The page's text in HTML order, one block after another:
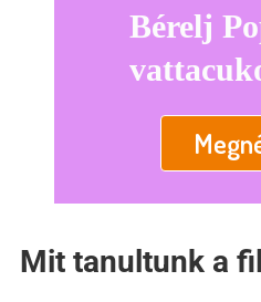
Bérelj
Mit tanultunk a